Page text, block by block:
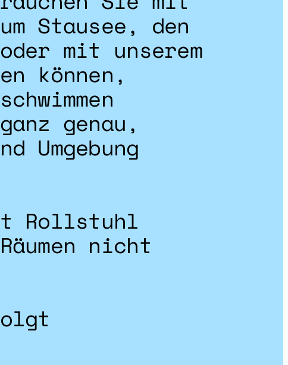
Stausee, den
mit unserem
können,
genau,
Umgebung
Rollstuhl
nicht